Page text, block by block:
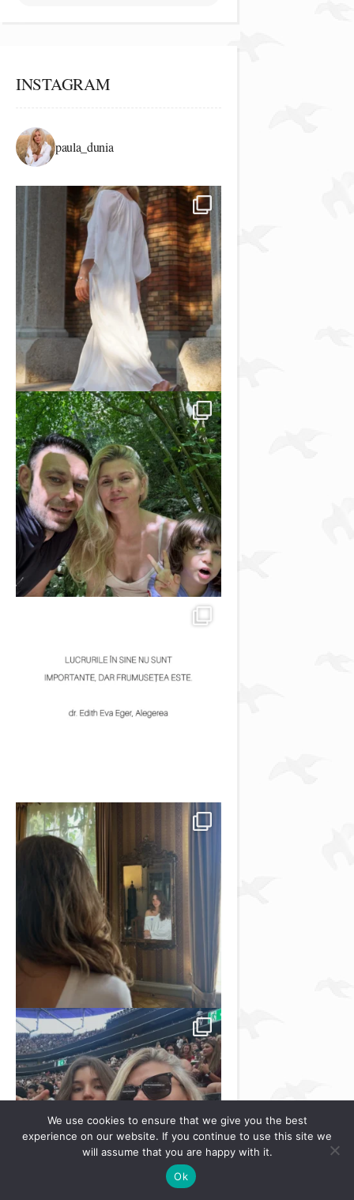
INSTAGRAM
paula_dunia
We use cookies to ensure that we give you the best
experience on our website. If you continue to use this site we
will assume that you are happy with it.
Ok